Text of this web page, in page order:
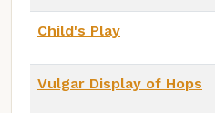
Child's Play
Vulgar Display of Hops